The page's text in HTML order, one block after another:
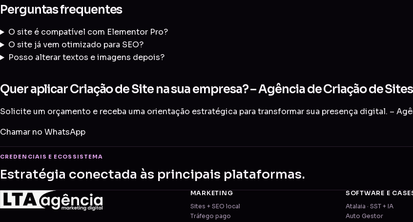
Perguntas frequentes
O site é compatível com Elementor Pro?
O site já vem otimizado para SEO?
Posso alterar textos e imagens depois?
Quer aplicar Criação de Site na sua empresa? – Agência de Criação de
Solicite um orçamento e receba uma orientação estratégica para transformar sua presença digital. –
Chamar no WhatsApp
CREDENCIAIS E ECOSSISTEMA
Estratégia conectada às principais plataformas.
MARKETING
Sites + SEO local
Tráfego pago
SOFTWARE E
Atalaia · SST + IA
Auto Gestor